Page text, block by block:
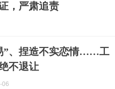
，严肃追责
”、捏造不实恋情……工
不退让
06